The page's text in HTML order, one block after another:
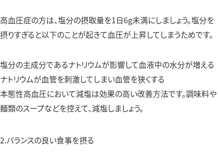
高血圧症の方は、塩分の摂取量を1日6g未満にしましょう。塩分を
摂りすぎると以下のことが起きて血圧が上昇してしまうためです。
塩分の主成分であるナトリウムが影響して血液中の水分が増える
ナトリウムが血管を刺激してしまい血管を狭くする
本態性高血圧において減塩は効果の高い改善方法です。調味料や
麺類のスープなどを控えて、減塩しましょう。
2.バランスの良い食事を摂る